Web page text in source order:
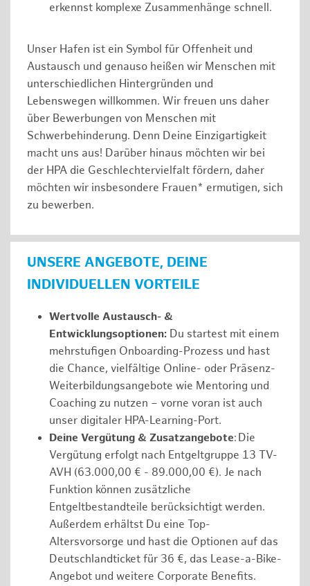
erkennst komplexe Zusammenhänge schnell.
Unser Hafen ist ein Symbol für Offenheit und
Austausch und genauso heißen wir Menschen mit
unterschiedlichen Hintergründen und
Lebenswegen willkommen. Wir freuen uns daher
über Bewerbungen von Menschen mit
Schwerbehinderung. Denn Deine Einzigartigkeit
macht uns aus! Darüber hinaus möchten wir bei
der HPA die Geschlechtervielfalt fördern, daher
möchten wir insbesondere Frauen* ermutigen, sich
zu bewerben.
UNSERE ANGEBOTE, DEINE
INDIVIDUELLEN VORTEILE
Wertvolle Austausch- &
Entwicklungsoptionen: Du startest mit einem
mehrstufigen Onboarding-Prozess und hast
die Chance, vielfältige Online- oder Präsenz-
Weiterbildungsangebote wie Mentoring und
Coaching zu nutzen – vorne voran ist auch
unser digitaler HPA-Learning-Port.
Deine Vergütung & Zusatzangebote: Die
Vergütung erfolgt nach Entgeltgruppe 13 TV-
AVH (63.000,00 € - 89.000,00 €). Je nach
Funktion können zusätzliche
Entgeltbestandteile berücksichtigt werden.
Außerdem erhältst Du eine Top-
Altersvorsorge und hast die Optionen auf das
Deutschlandticket für 36 €, das Lease-a-Bike-
Angebot und weitere Corporate Benefits.